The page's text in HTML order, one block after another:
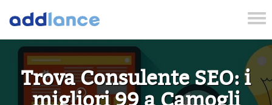
Trova Consulente SEO: i